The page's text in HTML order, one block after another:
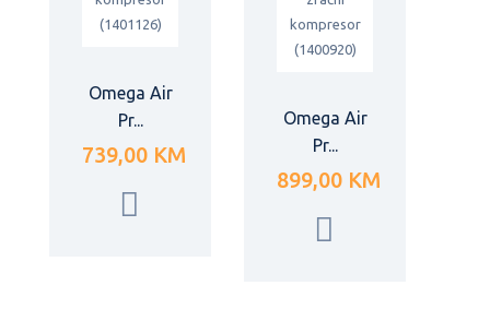
Omega Air
Pr...
739,00 KM
Omega Air
Pr...
899,00 KM